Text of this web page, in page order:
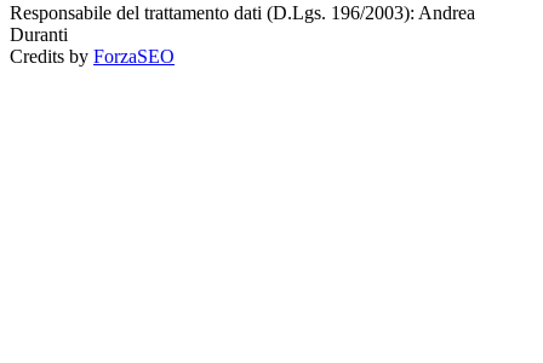
Responsabile del trattamento dati (D.Lgs. 196/2003): Andrea
Duranti
Credits by ForzaSEO